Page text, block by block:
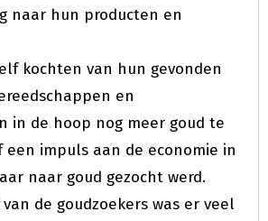
naar hun producten en
kochten van hun gevonden
en
in de hoop nog meer goud te
een impuls aan de economie in
naar goud gezocht werd.
de goudzoekers was er veel